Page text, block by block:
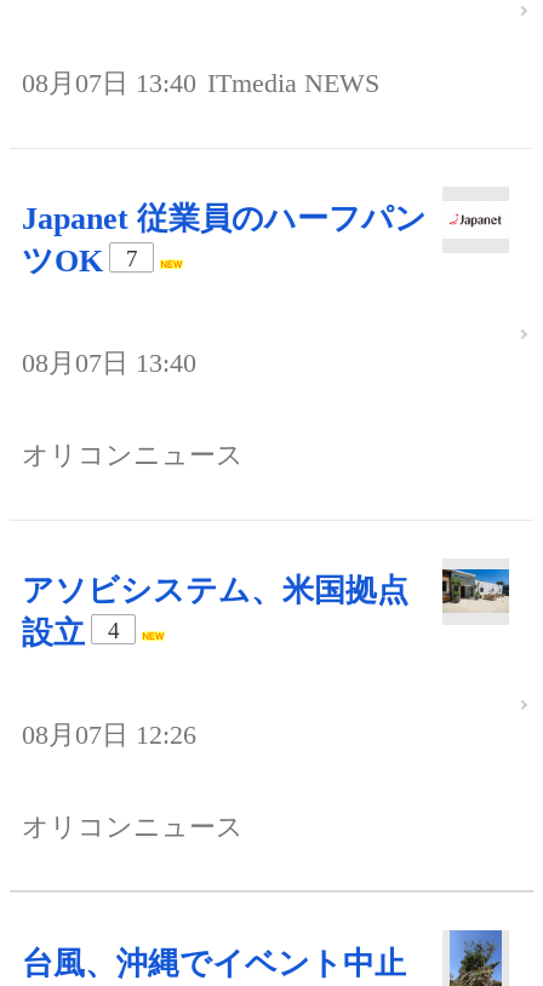
08月07日 13:40 ITmedia NEWS
Japanet 従業員のハーフパン
ツOK
7
08月07日 13:40
オリコンニュース
アソビシステム、米国拠点
設立
4
08月07日 12:26
オリコンニュース
台風、沖縄でイベント中止